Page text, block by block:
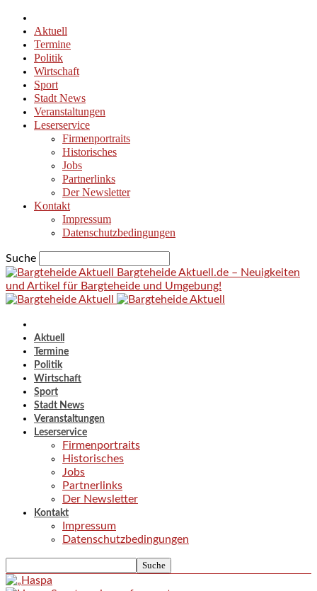
Aktuell
Termine
Politik
Wirtschaft
Sport
Stadt News
Veranstaltungen
Leserservice
Firmenportraits
Historisches
Jobs
Partnerlinks
Der Newsletter
Kontakt
Impressum
Datenschutzbedingungen
Suche
Bargteheide Aktuell.de – Neuigkeiten
und Artikel für Bargteheide und Umgebung!
Aktuell
Termine
Politik
Wirtschaft
Sport
Stadt News
Veranstaltungen
Leserservice
Firmenportraits
Historisches
Jobs
Partnerlinks
Der Newsletter
Kontakt
Impressum
Datenschutzbedingungen